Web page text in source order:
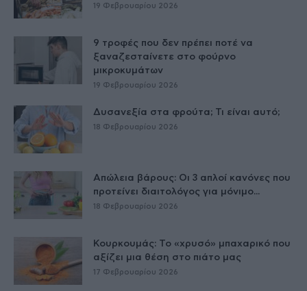
19 Φεβρουαρίου 2026
9 τροφές που δεν πρέπει ποτέ να
ξαναζεσταίνετε στο φούρνο
μικροκυμάτων
19 Φεβρουαρίου 2026
Δυσανεξία στα φρούτα; Τι είναι αυτό;
18 Φεβρουαρίου 2026
Απώλεια βάρους: Οι 3 απλοί κανόνες που
προτείνει διαιτολόγος για μόνιμο...
18 Φεβρουαρίου 2026
Κουρκουμάς: Το «χρυσό» μπαχαρικό που
αξίζει μια θέση στο πιάτο μας
17 Φεβρουαρίου 2026